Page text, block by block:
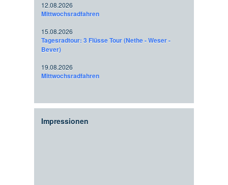
12.08.2026
Mittwochsradfahren
15.08.2026
Tagesradtour: 3 Flüsse Tour (Nethe - Weser -
Bever)
19.08.2026
Mittwochsradfahren
Impressionen